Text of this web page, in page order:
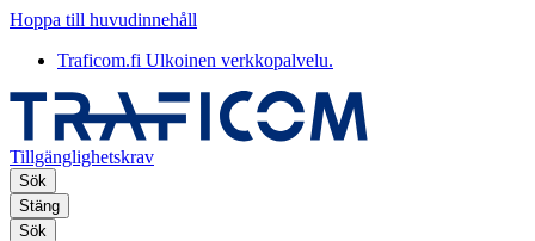
Hoppa till huvudinnehåll
Traficom.fi Ulkoinen verkkopalvelu.
Tillgänglighetskrav
Sök
Stäng
Sök